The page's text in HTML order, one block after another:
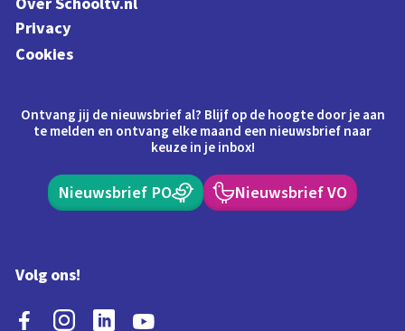
Privacy
Cookies
Ontvang jij de nieuwsbrief al? Blijf op de hoogte door je aan
te melden en ontvang elke maand een nieuwsbrief naar
keuze in je inbox!
Nieuwsbrief PO Nieuwsbrief VO
Volg ons!